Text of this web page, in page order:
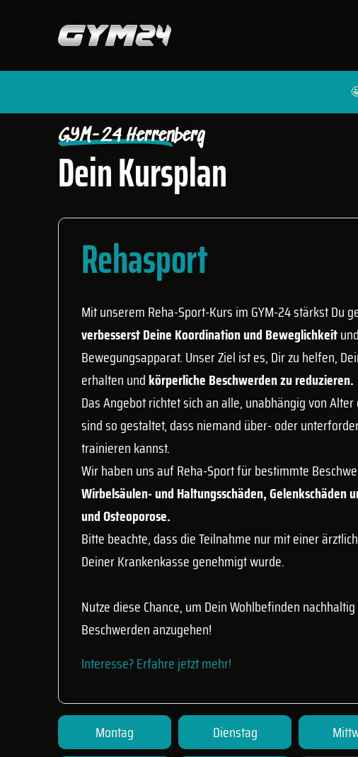
🤩 Nur für
START FITNESSSTUDIOS HERRENBERG PREMIUM
Dein Kursplan
GYM-24 Herrenberg
Rehasport
Mit unserem Reha-Sport-Kurs im GYM-24 stärkst Du
verbesserst Deine Koordination und Beweglichkeit
Bewegungsapparat. Unser Ziel ist es, Dir zu helfen,
erhalten undkörperliche Beschwerden zu reduzieren.
Das Angebot richtet sich an alle, unabhängig von
sind so gestaltet, dass niemand über- oder
trainieren kannst.
Wir haben uns auf Reha-Sport für bestimmte
Wirbelsäulen- und Haltungsschäden, Gelenkschäden
und Osteoporose.
Bitte beachte, dass die Teilnahme nur mit einer
Deiner Krankenkasse genehmigt wurde.
Nutze diese Chance, um Dein Wohlbefinden
Beschwerden anzugehen!
Interesse? Erfahre jetzt mehr!
Montag Dienstag